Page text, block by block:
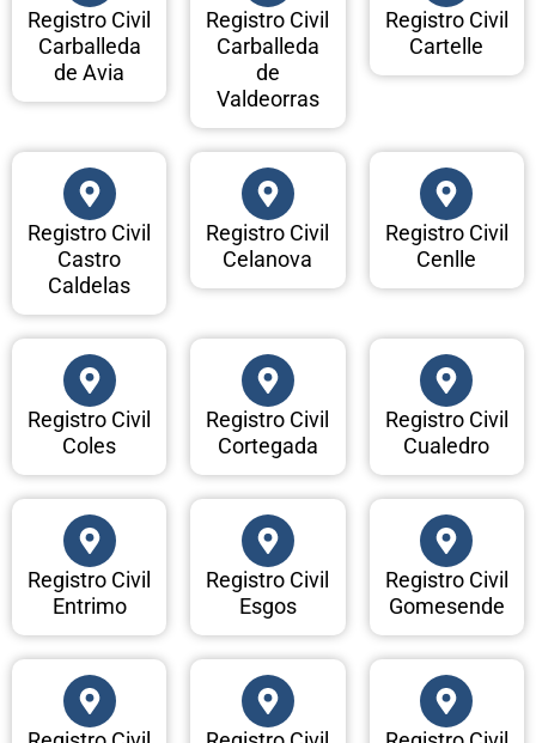
Registro Civil
Carballeda
de Avia
Registro Civil
Carballeda
de
Valdeorras
Registro Civil
Cartelle
Registro Civil
Castro
Caldelas
Registro Civil
Celanova
Registro Civil
Cenlle
Registro Civil
Coles
Registro Civil
Cortegada
Registro Civil
Cualedro
Registro Civil
Entrimo
Registro Civil
Esgos
Registro Civil
Gomesende